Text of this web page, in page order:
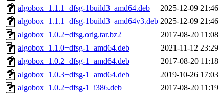
algobox_1.1.1+dfsg-1build3_amd64.deb
2025-12-09 21:46
algobox_1.1.1+dfsg-1build3_amd64v3.deb 2025-12-09 21:46
algobox_1.0.2+dfsg.orig.tar.bz2
2017-08-20 11:08
algobox_1.1.0+dfsg-1_amd64.deb
2021-11-12 23:29
algobox_1.0.2+dfsg-1_amd64.deb
2017-08-20 11:18
algobox_1.0.3+dfsg-1_amd64.deb
2019-10-26 17:03
algobox_1.0.2+dfsg-1_i386.deb
2017-08-20 11:19